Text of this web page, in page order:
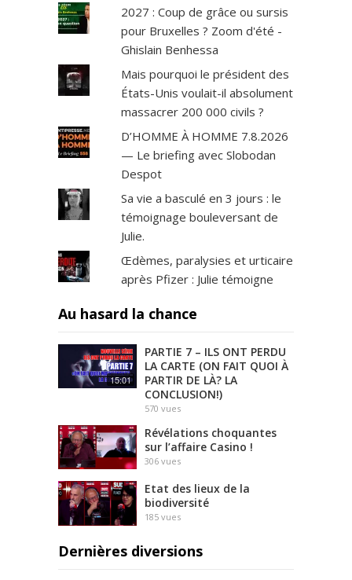
2027 : Coup de grâce ou sursis
pour Bruxelles ? Zoom d'été -
Ghislain Benhessa
Mais pourquoi le président des
États-Unis voulait-il absolument
massacrer 200 000 civils ?
D’HOMME À HOMME 7.8.2026
— Le briefing avec Slobodan
Despot
Sa vie a basculé en 3 jours : le
témoignage bouleversant de
Julie.
Œdèmes, paralysies et urticaire
après Pfizer : Julie témoigne
Au hasard la chance
15:01
PARTIE 7 – ILS ONT PERDU
LA CARTE (ON FAIT QUOI À
PARTIR DE LÀ? LA
CONCLUSION!)
570 vues
Révélations choquantes
sur l’affaire Casino !
306 vues
Etat des lieux de la
biodiversité
185 vues
Dernières diversions